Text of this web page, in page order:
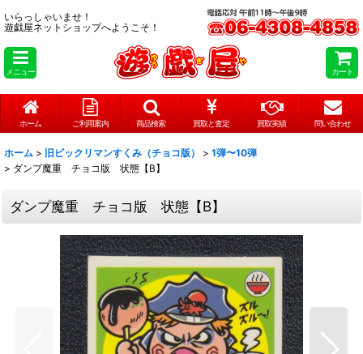
いらっしゃいませ！
遊戯屋ネットショップへようこそ！
メニュー カート
ホーム ご利用案内 商品検索 買取と査定 買取実績 問い合わせ
ホーム > 旧ビックリマンすくみ（チョコ版） > 1弾〜10弾
> ダンプ魔重 チョコ版 状態【B】
ダンプ魔重 チョコ版 状態【B】